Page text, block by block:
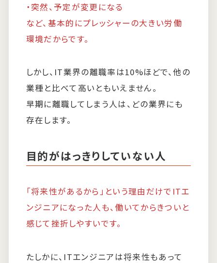
・突然、予定が変更になる
など、基本的にプレッシャーの大きい労働
環境だからです。
しかし、IT業界の離職率は10%ほどで、他の
業種と比べて高いともいえません。
早期に離職してしまう人は、どの業界にも
存在します。
目的がはっきりしていない人
「将来性があるから」という理由だけでITエ
ンジニアになった人も、働いてからきついと
感じて挫折しやすいです。
たしかに、ITエンジニアは将来性もあって